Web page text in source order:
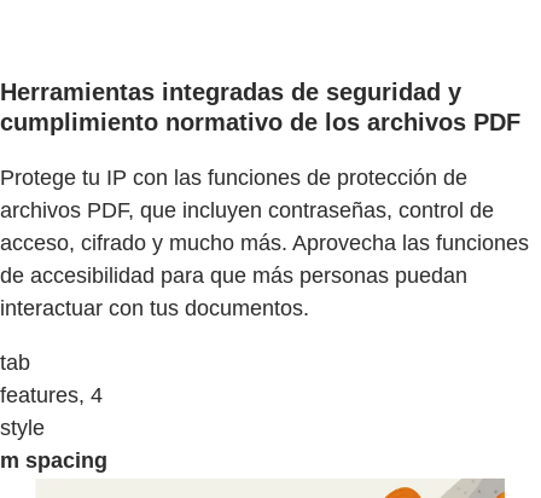
Herramientas integradas de seguridad y
cumplimiento normativo de los archivos PDF
Protege tu IP con las funciones de protección de
archivos PDF, que incluyen contraseñas, control de
acceso, cifrado y mucho más. Aprovecha las funciones
de accesibilidad para que más personas puedan
interactuar con tus documentos.
tab
features, 4
style
m spacing